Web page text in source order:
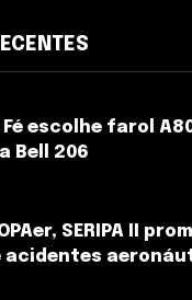
escolhe farol
Bell 206
SERIPA II
acidentes